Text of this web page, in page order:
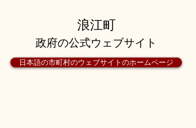
浪江町
日本語の市町村のウェブサイトのホームページ
政府の公式ウェブサイト